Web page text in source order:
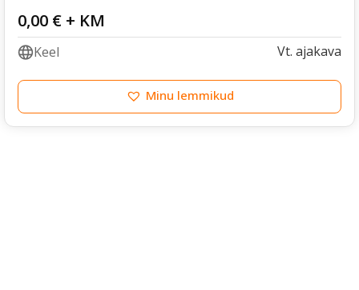
0,00 € + KM
Keel Vt. ajakava
Minu lemmikud